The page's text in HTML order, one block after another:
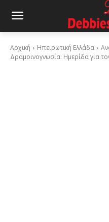
Αρχική Ηπειρωτική Ελλάδα
Δραμοινογνωσία: Ημερίδα για